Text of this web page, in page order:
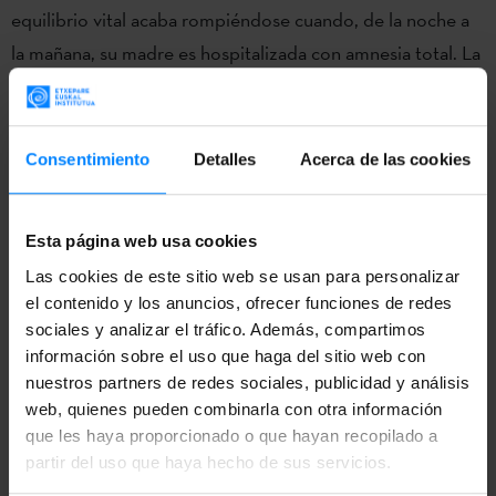
Consentimiento Detalles Acerca de las cookies
Esta página web usa cookies
Las cookies de este sitio web se usan para personalizar
el contenido y los anuncios, ofrecer funciones de redes
sociales y analizar el tráfico. Además, compartimos
información sobre el uso que haga del sitio web con
nuestros partners de redes sociales, publicidad y análisis
web, quienes pueden combinarla con otra información
que les haya proporcionado o que hayan recopilado a
partir del uso que haya hecho de sus servicios.
equilibrio vital acaba rompiéndose cuando, de la noche a
la mañana, su madre es hospitalizada con amnesia total. La
historia ha sido llevada al cine por la directora Mireia
Gabilondo y fue estrenada en el Festival de San Sebastián.
Karmele Jaio participará en agosto en elFestival del Libro
Kristalezko begi bat, por su parte, habla de una mujer de
mediana edad que se retira a las Landas (Francia) durante
una temporada huyendo del sufrimiento producido por
una ruptura sentimental. Allí encuentra sosiego
escribiendo sobre las pérdidas de la vida, sobre su
persona, sobre el desamor y la libertad.Miren Agur
Meabe, ganadora de tres Premios Euskadi de Literatura
entre otros reconocimientos, ha publicado una veintena